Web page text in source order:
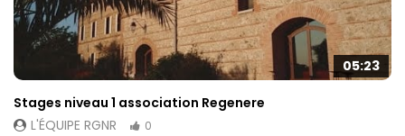
05:23
Stages niveau 1 association Regenere
L'ÉQUIPE RGNR
0